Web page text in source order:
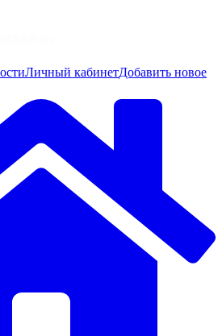
Личный кабинетДобавить новое